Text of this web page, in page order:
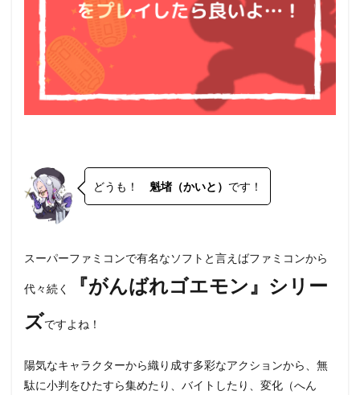
どうも！ 魁堵（かいと） です！
スーパーファミコンで有名なソフトと言えばファミコンから
代々続く
『がんばれゴエモン』シリー
ズですよね！
陽気なキャラクターから織り成す多彩なアクションから、無
駄に小判をひたすら集めたり、バイトしたり、変化（へん